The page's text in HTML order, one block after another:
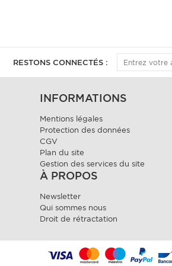
RESTONS CONNECTÉS :
INFORMATIONS
Mentions légales
Protection des données
CGV
Plan du site
Gestion des services du site
À PROPOS
Newsletter
Qui sommes nous
Droit de rétractation